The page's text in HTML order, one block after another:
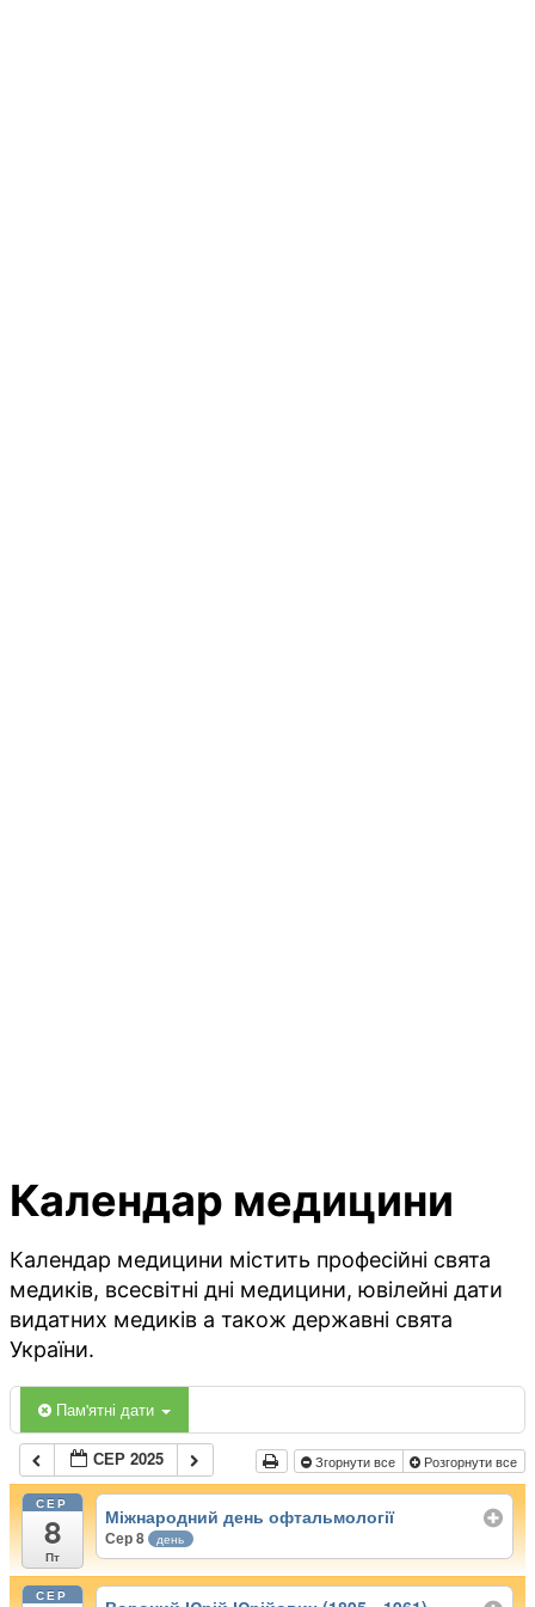
Календар медицини
Календар медицини містить професійні свята
медиків, всесвітні дні медицини, ювілейні дати
видатних медиків а також державні свята
України.
Пам'ятні дати
СЕР 2025 Згорнути все Розгорнути все
СЕР
8
Пт
Міжнародний день офтальмології
Сер 8 день
СЕР